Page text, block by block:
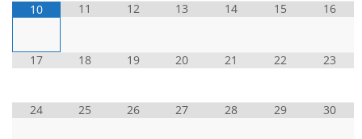
10 11 12 13 14 15 16
17 18 19 20 21 22 23
24 25 26 27 28 29 30